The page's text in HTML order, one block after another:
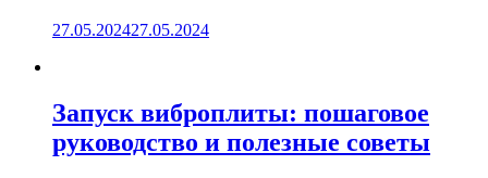
27.05.202427.05.2024
Запуск виброплиты: пошаговое
руководство и полезные советы